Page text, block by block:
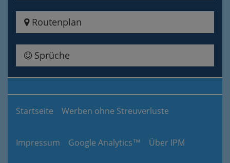
Routenplan
Sprüche
Startseite Werben ohne Streuverluste
Impressum Google Analytics™ Über IPM